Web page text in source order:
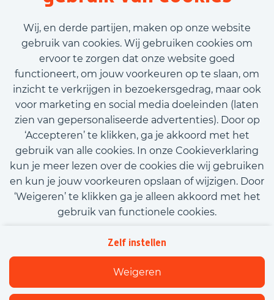
Wij, en derde partijen, maken op onze website
gebruik van cookies. Wij gebruiken cookies om
ervoor te zorgen dat onze website goed
functioneert, om jouw voorkeuren op te slaan, om
inzicht te verkrijgen in bezoekersgedrag, maar ook
voor marketing en social media doeleinden (laten
zien van gepersonaliseerde advertenties). Door op
‘Accepteren’ te klikken, ga je akkoord met het
gebruik van alle cookies. In onze Cookieverklaring
kun je meer lezen over de cookies die wij gebruiken
en kun je jouw voorkeuren opslaan of wijzigen. Door
‘Weigeren’ te klikken ga je alleen akkoord met het
gebruik van functionele cookies.
Zelf instellen
Weigeren
€15,08 - €18,07
Bekijk vacature
Call-to-action bij meer vacatures
Kom met ons in contact
Cookies
Flexfamily